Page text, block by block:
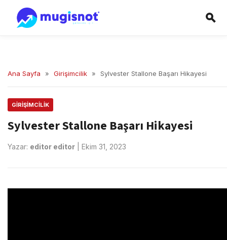
Ana Sayfa » Girişimcilik » Sylvester Stallone Başarı Hikayesi
GIRIŞIMCILIK
Sylvester Stallone Başarı Hikayesi
Yazar: editor editor Ekim 31, 2023